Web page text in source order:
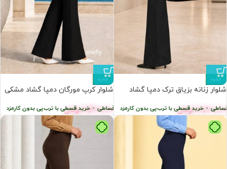
پرداخت اقساطی • خرید قسطی با ترب‌پی • خرید قسطی با ترب‌پی بدون کارمزد
جدید
شلوار زنانه بزیاق ترک دمپا گشاد
10,200,000 تومان پرداخت اقساطی • خرید قسطی با ترب‌پی بدون کارمزد ترب‌پی بدون کارمزد
جدید
شلوار کرپ مورگان دمپا گشاد مشکی
8,400,000 تومان